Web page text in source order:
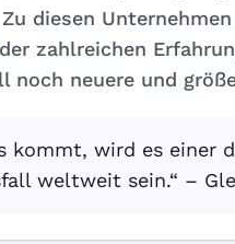
diesen
zahlreichen
noch neuere und
kommt, wird es einer
weltweit sein.“ –